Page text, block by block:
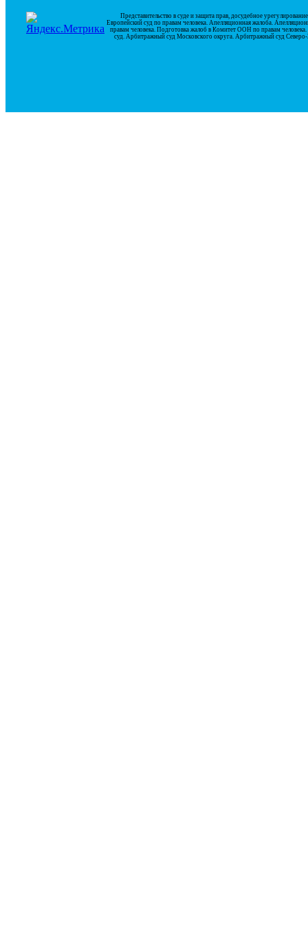
Представительство в суде и защита прав, досудебное
Европейский суд по правам человека. Апелляционная жалоба.
правам человека. Подготовка жалоб в Комитет ООН по правам
суд. Арбитражный суд Московского округа. Арбитражный суд